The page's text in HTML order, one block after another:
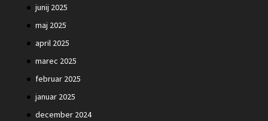
junij 2025
maj 2025
april 2025
marec 2025
februar 2025
januar 2025
december 2024